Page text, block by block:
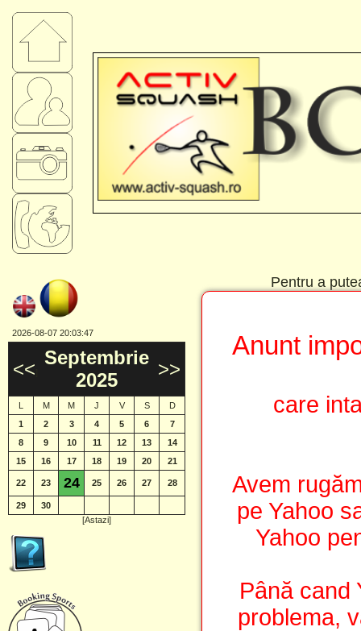
2026-08-07 20:03:47
<<
Septembrie
2025
>>
L M M J V S
D
1
2 3 4 5 6
7
8
9 10 11 12 13
14
15
16 17 18 19 20 21
22 23 24 25 26 27 28
29
30
[Astazi]
Pentru a
Anunt
care
Avem
pe Yahoo
Yahoo
Până cand
problema,